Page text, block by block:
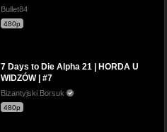
Bullet84
480p
7 Days to Die Alpha 21 | HORDA U
WIDZÓW | #7
Bizantyjski Borsuk
480p